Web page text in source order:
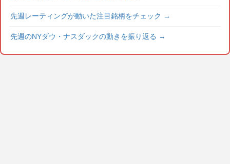
先週レーティングが動いた注目銘柄をチェック →
先週のNYダウ・ナスダックの動きを振り返る →